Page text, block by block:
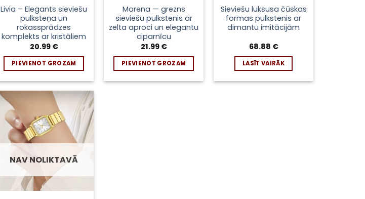
Livia – Elegants sieviešu
pulksteņa un
rokassprādzes
komplekts ar kristāliem
20.99 €
PIEVIENOT GROZAM
Morena — grezns
sieviešu pulkstenis ar
zelta aproci un elegantu
ciparnīcu
21.99 €
PIEVIENOT GROZAM
Sieviešu luksusa čūskas
formas pulkstenis ar
dimantu imitācijām
68.88 €
LASĪT VAIRĀK
Pievienot
sarakstam
NAV NOLIKTAVĀ